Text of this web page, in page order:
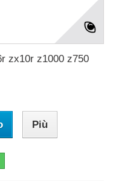
zx10r z1000 z750
Più